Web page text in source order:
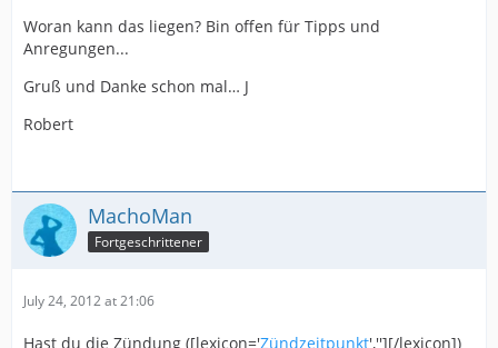
Woran kann das liegen? Bin offen für Tipps und
Anregungen...
Gruß und Danke schon mal… J
Robert
MachoMan
Fortgeschrittener
July 24, 2012 at 21:06
Hast du die Zündung ([lexicon='Zündzeitpunkt',''][/lexicon])